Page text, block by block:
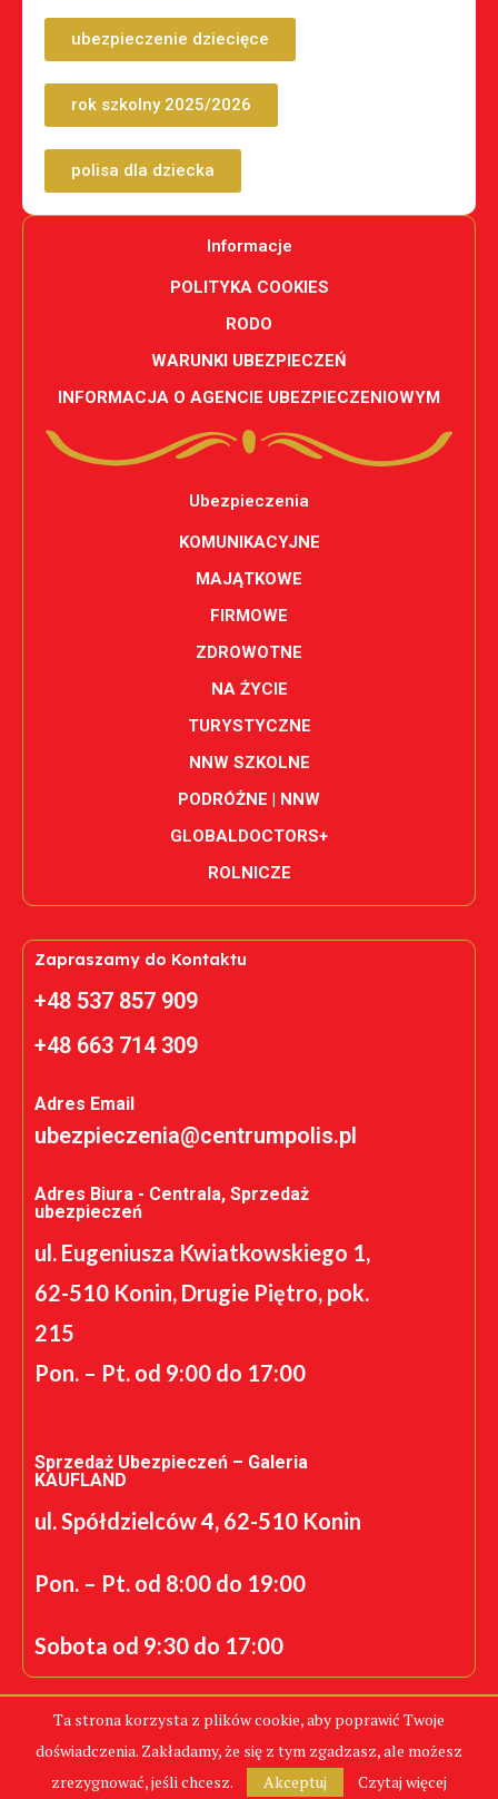
ubezpieczenie dziecięce
rok szkolny 2025/2026
polisa dla dziecka
Informacje
POLITYKA COOKIES
RODO
WARUNKI UBEZPIECZEŃ
INFORMACJA O AGENCIE UBEZPIECZENIOWYM
Ubezpieczenia
KOMUNIKACYJNE
MAJĄTKOWE
FIRMOWE
ZDROWOTNE
NA ŻYCIE
TURYSTYCZNE
NNW SZKOLNE
PODRÓŻNE | NNW
GLOBALDOCTORS+
ROLNICZE
Zapraszamy do Kontaktu
+48 537 857 909
+48 663 714 309
Adres Email
ubezpieczenia@centrumpolis.pl
Adres Biura - Centrala, Sprzedaż
ubezpieczeń
ul. Eugeniusza Kwiatkowskiego 1,
62-510 Konin, Drugie Piętro, pok.
215
Pon. – Pt. od 9:00 do 17:00
Sprzedaż Ubezpieczeń – Galeria
KAUFLAND
ul. Spółdzielców 4, 62-510 Konin
Pon. – Pt. od 8:00 do 19:00
Sobota od 9:30 do 17:00
Ta strona korzysta z plików cookie, aby poprawić Twoje
doświadczenia. Zakładamy, że się z tym zgadzasz, ale możesz
zrezygnować, jeśli chcesz.
Akceptuj Czytaj więcej